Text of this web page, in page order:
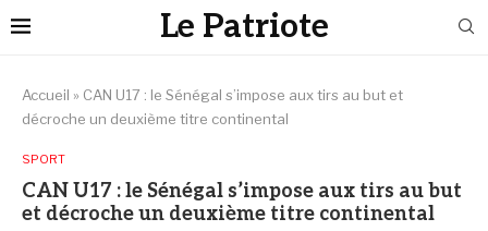
Le Patriote
Accueil » CAN U17 : le Sénégal s’impose aux tirs au but et
décroche un deuxième titre continental
SPORT
CAN U17 : le Sénégal s’impose aux tirs au but
et décroche un deuxième titre continental